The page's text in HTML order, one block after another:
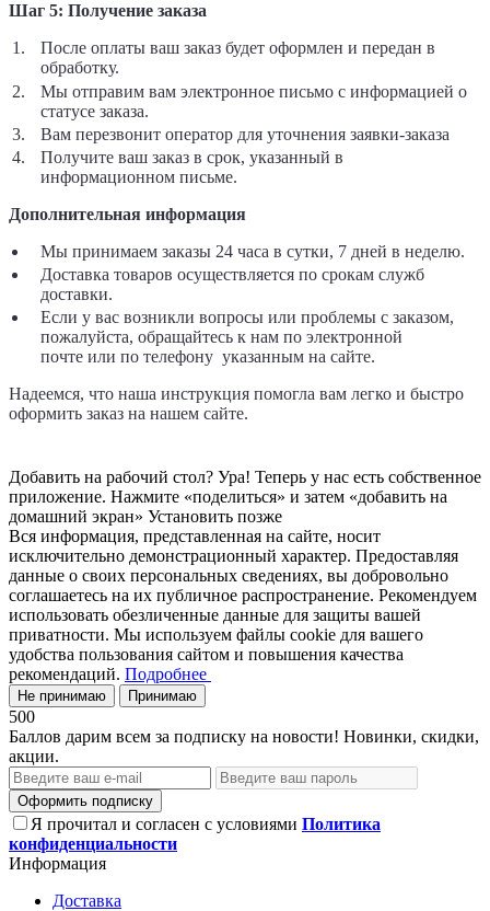
Шаг 5: Получение заказа
После оплаты ваш заказ будет оформлен и передан в
обработку.
Мы отправим вам электронное письмо с информацией о
статусе заказа.
Вам перезвонит оператор для уточнения заявки-заказа
Получите ваш заказ в срок, указанный в
информационном письме.
Дополнительная информация
Мы принимаем заказы 24 часа в сутки, 7 дней в неделю.
Доставка товаров осуществляется по срокам служб
доставки.
Если у вас возникли вопросы или проблемы с заказом,
пожалуйста, обращайтесь к нам по электронной
почте или по телефону указанным на сайте.
Надеемся, что наша инструкция помогла вам легко и быстро
оформить заказ на нашем сайте.
Добавить на рабочий стол? Ура! Теперь у нас есть собственное
приложение. Нажмите «поделиться» и затем «добавить на
домашний экран» Установить позже
Вся информация, представленная на сайте, носит
исключительно демонстрационный характер. Предоставляя
данные о своих персональных сведениях, вы добровольно
соглашаетесь на их публичное распространение. Рекомендуем
использовать обезличенные данные для защиты вашей
приватности. Мы используем файлы cookie для вашего
удобства пользования сайтом и повышения качества
рекомендаций. Подробнее
Не принимаю Принимаю
500
Баллов дарим всем за подписку на новости! Новинки, скидки,
акции.
Оформить подписку
Я прочитал и согласен с условиями Политика
конфиденциальности
Информация
Доставка